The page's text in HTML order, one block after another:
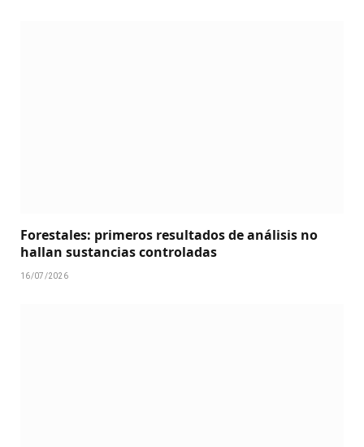
Forestales: primeros resultados de análisis no
hallan sustancias controladas
16/07/2026